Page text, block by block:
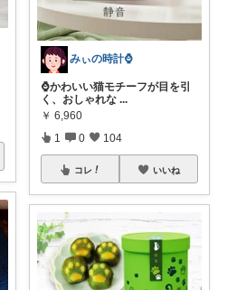
みぃの時計⌚
⌚かわいい猫モチーフが目を引
く、おしゃれな ...
￥ 6,960
1 0 104
コレ いいね